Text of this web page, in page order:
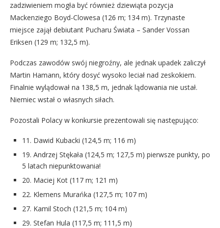
zadziwieniem mogła być również dziewiąta pozycja
Mackenziego Boyd-Clowesa (126 m; 134 m). Trzynaste
miejsce zajął debiutant Pucharu Świata – Sander Vossan
Eriksen (129 m; 132,5 m).
Podczas zawodów swój niegroźny, ale jednak upadek zaliczył
Martin Hamann, który dosyć wysoko leciał nad zeskokiem.
Finalnie wylądował na 138,5 m, jednak lądowania nie ustał.
Niemiec wstał o własnych siłach.
Pozostali Polacy w konkursie prezentowali się następująco:
11. Dawid Kubacki (124,5 m; 116 m)
19. Andrzej Stękała (124,5 m; 127,5 m) pierwsze punkty, po
5 latach niepunktowania!
20. Maciej Kot (117 m; 121 m)
22. Klemens Murańka (127,5 m; 107 m)
27. Kamil Stoch (121,5 m; 104 m)
29. Stefan Hula (117,5 m; 111,5 m)